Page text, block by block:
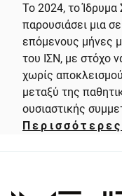
Το 2024, το
παρουσιάσει μια
επόμενους μήνες
του ΙΣΝ, με στόχο
χωρίς
μεταξύ της
ουσιαστικής